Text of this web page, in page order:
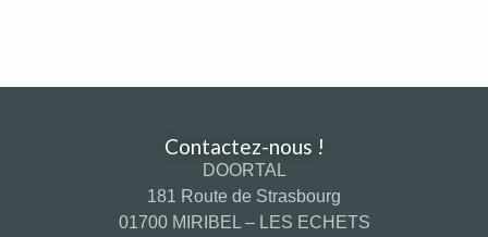
Contactez-nous !
DOORTAL
181 Route de Strasbourg
01700 MIRIBEL – LES ECHETS